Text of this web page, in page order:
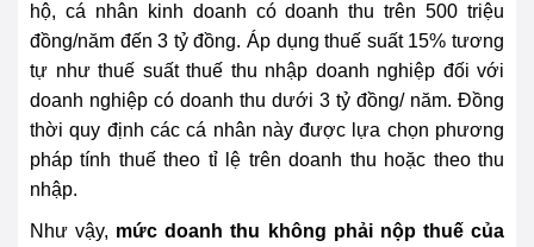
hộ, cá nhân kinh doanh có doanh thu trên 500 triệu
đồng/năm đến 3 tỷ đồng. Áp dụng thuế suất 15% tương
tự như thuế suất thuế thu nhập doanh nghiệp đối với
doanh nghiệp có doanh thu dưới 3 tỷ đồng/ năm. Đồng
thời quy định các cá nhân này được lựa chọn phương
pháp tính thuế theo tỉ lệ trên doanh thu hoặc theo thu
nhập.
Như vậy, mức doanh thu không phải nộp thuế của